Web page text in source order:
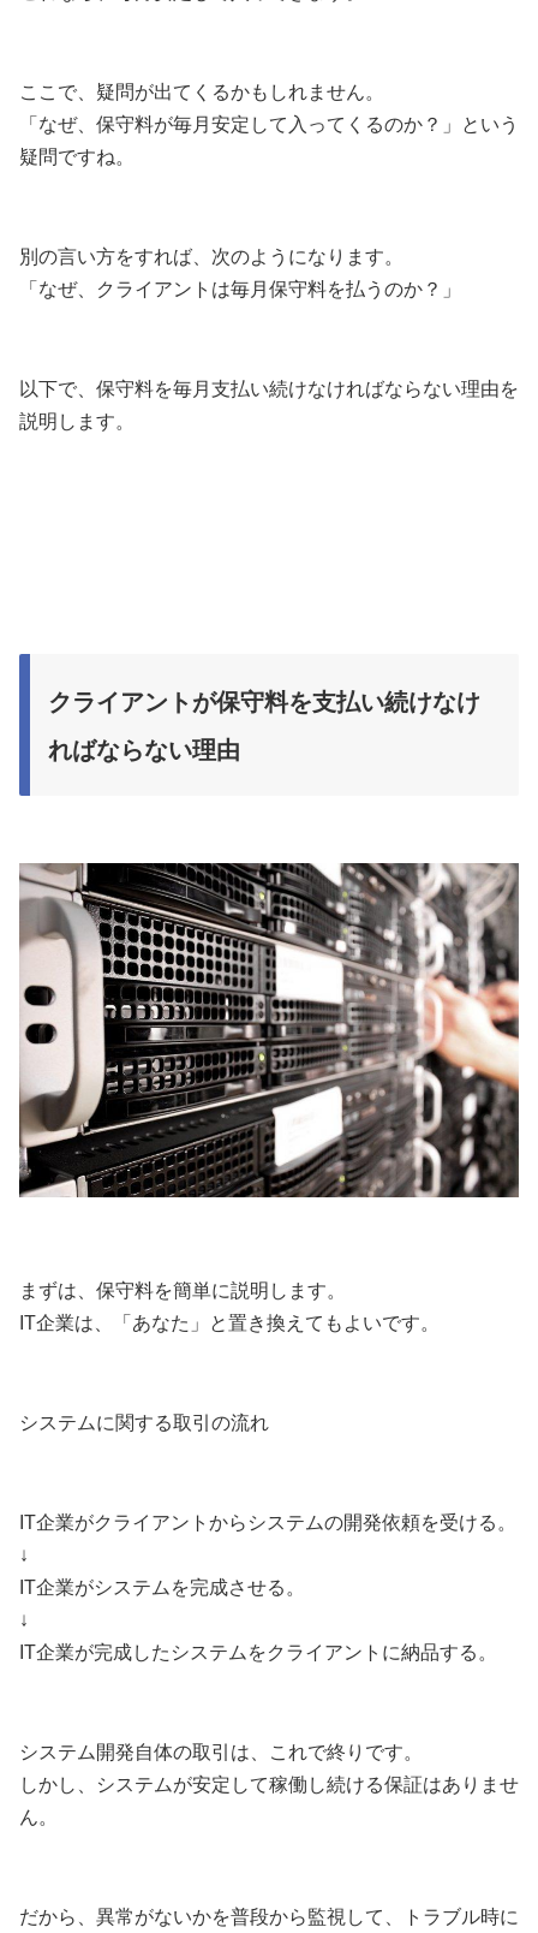
ここで、疑問が出てくるかもしれません。
「なぜ、保守料が毎月安定して入ってくるのか？」という
疑問ですね。
別の言い方をすれば、次のようになります。
「なぜ、クライアントは毎月保守料を払うのか？」
以下で、保守料を毎月支払い続けなければならない理由を
説明します。
クライアントが保守料を支払い続けなけ
ればならない理由
まずは、保守料を簡単に説明します。
IT企業は、「あなた」と置き換えてもよいです。
システムに関する取引の流れ
IT企業がクライアントからシステムの開発依頼を受ける。
↓
IT企業がシステムを完成させる。
↓
IT企業が完成したシステムをクライアントに納品する。
システム開発自体の取引は、これで終りです。
しかし、システムが安定して稼働し続ける保証はありませ
ん。
だから、異常がないかを普段から監視して、トラブル時に